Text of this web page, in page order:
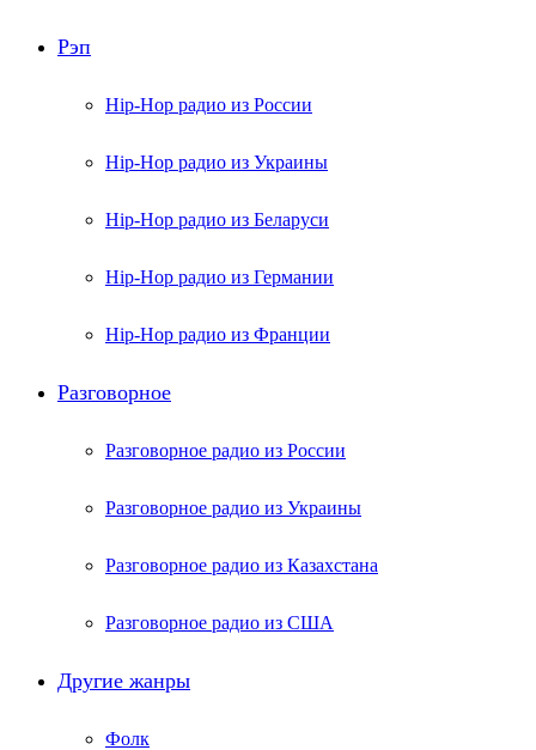
Рэп
Hip-Hop радио из России
Hip-Hop радио из Украины
Hip-Hop радио из Беларуси
Hip-Hop радио из Германии
Hip-Hop радио из Франции
Разговорное
Разговорное радио из России
Разговорное радио из Украины
Разговорное радио из Казахстана
Разговорное радио из США
Другие жанры
Фолк